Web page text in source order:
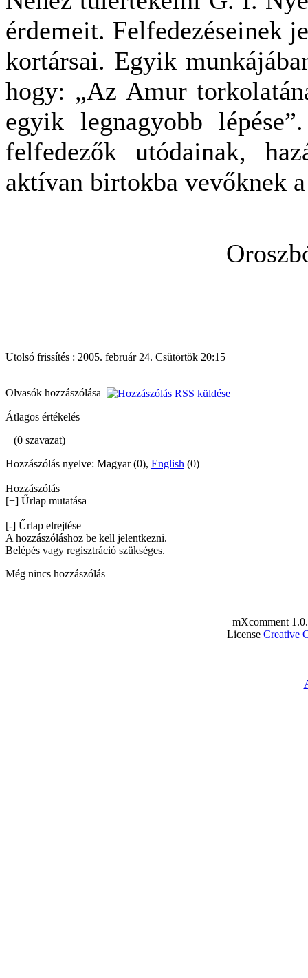
érdemeit. Felfedezéseinek
kortársai. Egyik
hogy: „Az Amur
egyik legnagyobb
felfedezők utódainak,
aktívan birtokba vevőknek
Utolsó frissítés : 2005. február 24. Csütörtök 20:15
Olvasók hozzászólása
Átlagos értékelés
(0 szavazat)
Hozzászólás nyelve: Magyar (0), English (0)
Hozzászólás
[+] Űrlap mutatása
[-] Űrlap elrejtése
A hozzászóláshoz be kell jelentkezni.
Belépés vagy regisztráció szükséges.
Még nincs hozzászólás
mXcomment
License Creative